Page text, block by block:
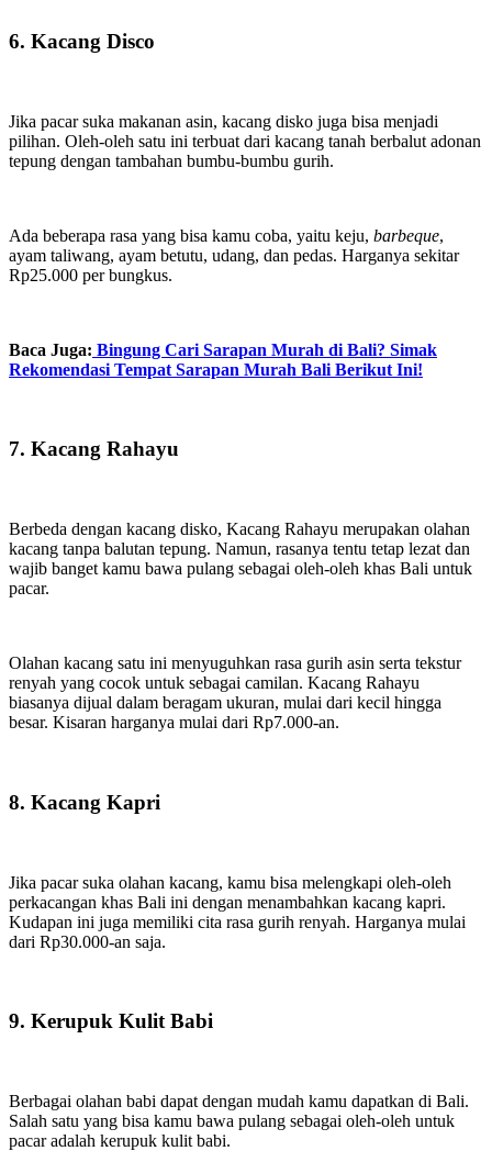
6. Kacang Disco
Jika pacar suka makanan asin, kacang disko juga bisa menjadi
pilihan. Oleh-oleh satu ini terbuat dari kacang tanah berbalut adonan
tepung dengan tambahan bumbu-bumbu gurih.
Ada beberapa rasa yang bisa kamu coba, yaitu keju, barbeque,
ayam taliwang, ayam betutu, udang, dan pedas. Harganya sekitar
Rp25.000 per bungkus.
Baca Juga: Bingung Cari Sarapan Murah di Bali? Simak
Rekomendasi Tempat Sarapan Murah Bali Berikut Ini!
7. Kacang Rahayu
Berbeda dengan kacang disko, Kacang Rahayu merupakan olahan
kacang tanpa balutan tepung. Namun, rasanya tentu tetap lezat dan
wajib banget kamu bawa pulang sebagai oleh-oleh khas Bali untuk
pacar.
Olahan kacang satu ini menyuguhkan rasa gurih asin serta tekstur
renyah yang cocok untuk sebagai camilan. Kacang Rahayu
biasanya dijual dalam beragam ukuran, mulai dari kecil hingga
besar. Kisaran harganya mulai dari Rp7.000-an.
8. Kacang Kapri
Jika pacar suka olahan kacang, kamu bisa melengkapi oleh-oleh
perkacangan khas Bali ini dengan menambahkan kacang kapri.
Kudapan ini juga memiliki cita rasa gurih renyah. Harganya mulai
dari Rp30.000-an saja.
9. Kerupuk Kulit Babi
Berbagai olahan babi dapat dengan mudah kamu dapatkan di Bali.
Salah satu yang bisa kamu bawa pulang sebagai oleh-oleh untuk
pacar adalah kerupuk kulit babi.